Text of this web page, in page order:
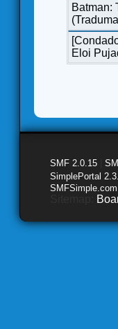
Batman:
Eloi
SMF 2.0.15
SimplePortal